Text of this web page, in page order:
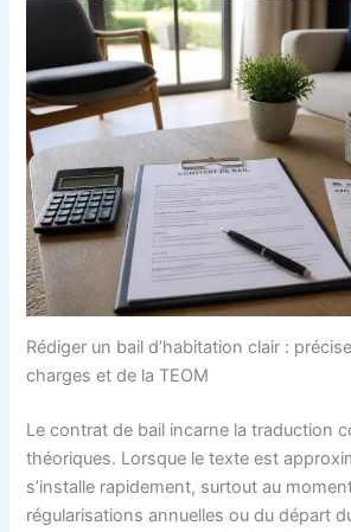
Rédiger un bail d’habitation clair :
charges et de la TEOM
Le contrat de bail incarne la traduction
théoriques. Lorsque le texte est
s’installe rapidement, surtout au
régularisations annuelles ou du départ